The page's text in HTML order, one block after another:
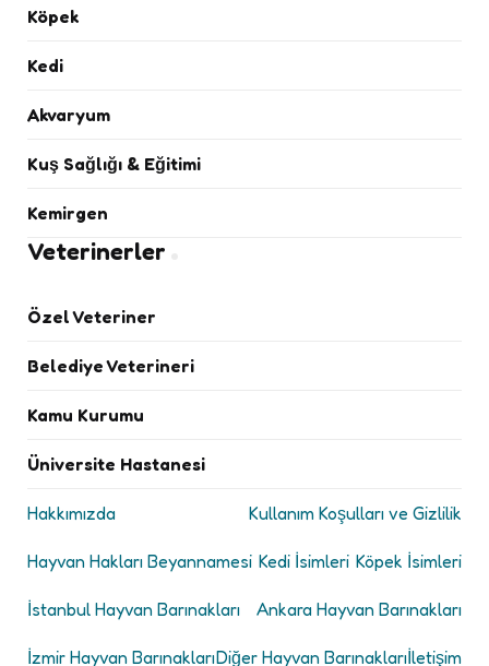
Köpek
Kedi
Akvaryum
Kuş Sağlığı & Eğitimi
Kemirgen
Veterinerler
Özel Veteriner
Belediye Veterineri
Kamu Kurumu
Üniversite Hastanesi
Hakkımızda Kullanım Koşulları ve Gizlilik
Hayvan Hakları Beyannamesi Kedi İsimleri Köpek İsimleri
İstanbul Hayvan Barınakları Ankara Hayvan Barınakları
İzmir Hayvan BarınaklarıDiğer Hayvan Barınaklarıİletişim